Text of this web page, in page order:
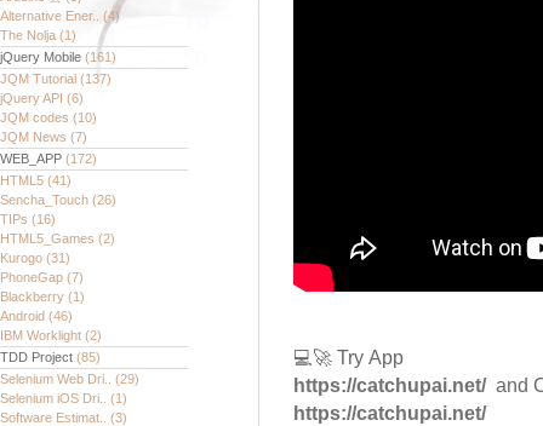
Alternative Ener.. (4)
The Nolja (1)
jQuery Mobile (161)
JQM Tutorial (137)
jQuery API (6)
JQM codes (10)
JQM News (7)
WEB_APP (172)
HTML5 (41)
Sencha_Touch (26)
TIPs (16)
HTML5_Games (2)
Kurogo (31)
PhoneGap (7)
Blackberry (1)
Android (46)
IBM Worklight (2)
TDD Project (85)
Selenium Web Dri.. (29)
Selenium iOS Dri.. (1)
Software Estimat.. (3)
💻🚀 Try App
https://catchupai.net/ and
https://catchupai.net/